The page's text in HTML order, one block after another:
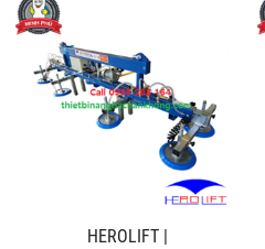
HEROLIFT |